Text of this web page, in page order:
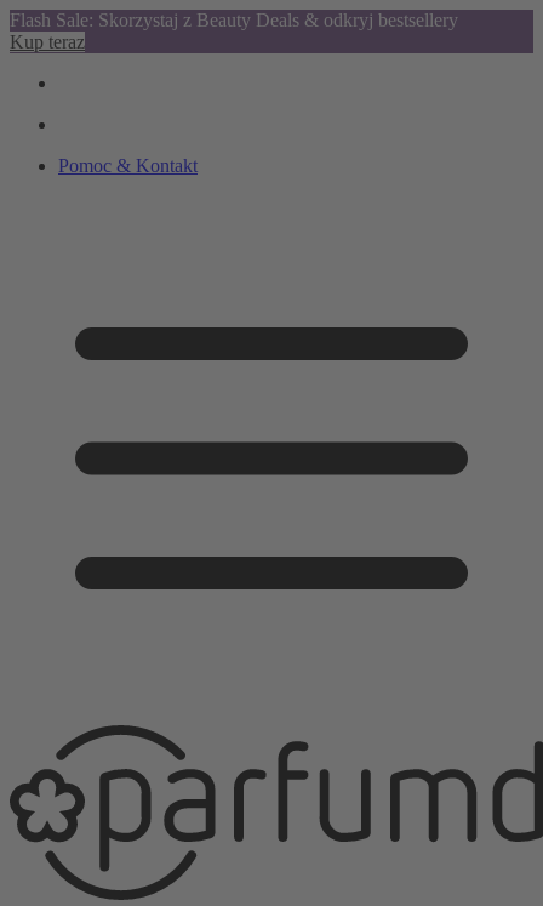
Flash Sale: Skorzystaj z Beauty Deals & odkryj bestsellery
Kup teraz
Pomoc & Kontakt